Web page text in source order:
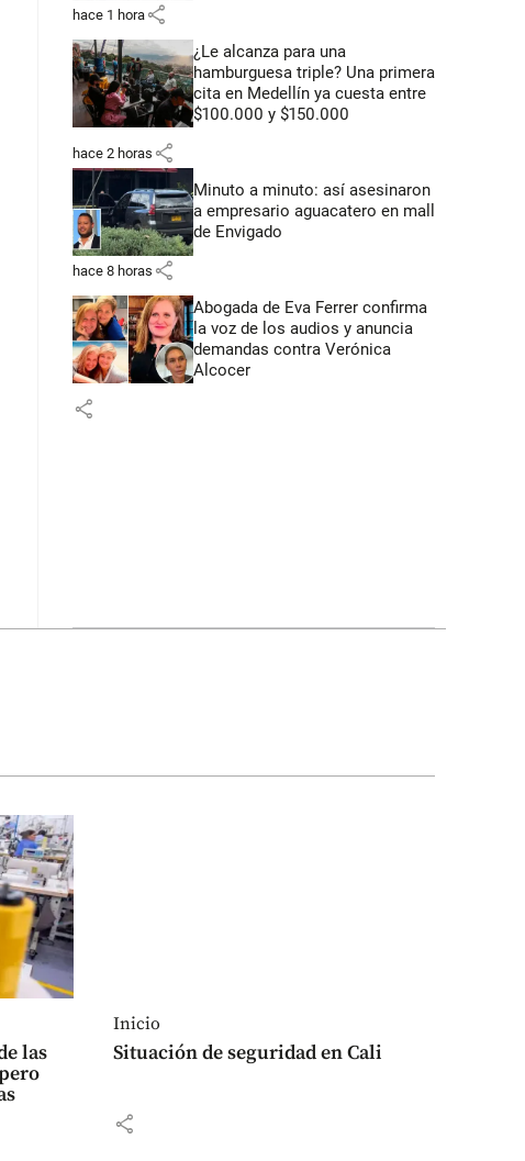
hace 1 hora share
¿Le alcanza para una
hamburguesa triple? Una primera
cita en Medellín ya cuesta entre
$100.000 y $150.000
hace 2 horas share
Minuto a minuto: así asesinaron
a empresario aguacatero en mall
de Envigado
hace 8 horas share
Abogada de Eva Ferrer confirma
la voz de los audios y anuncia
demandas contra Verónica
Alcocer
share
las
Inicio
Situación de seguridad en Cali
share